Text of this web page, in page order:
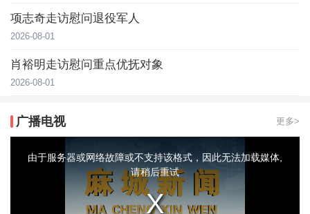
项志奇走访慰问退役军人
2026-08-01
肖裕明走访慰问重点优抚对象
2026-08-01
广播电视 更多>
modal由于服务器或网络故障或不支持该格式，因此无法加载媒体,
请稍后重试